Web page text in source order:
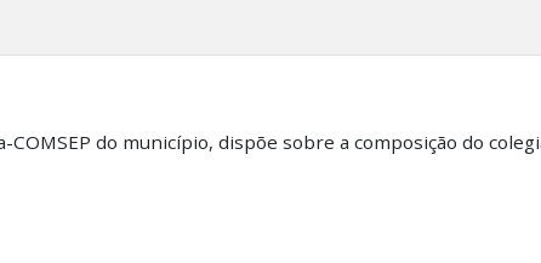
do município, dispõe sobre a composição do